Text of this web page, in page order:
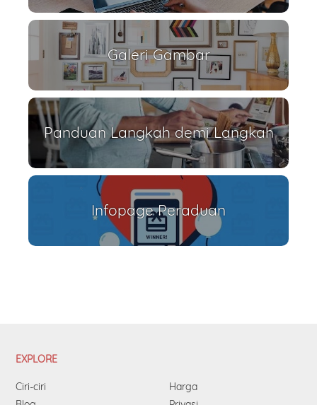
Galeri Gambar
Panduan Langkah demi Langkah
Infopage Peraduan
EXPLORE
Ciri-ciri
Harga